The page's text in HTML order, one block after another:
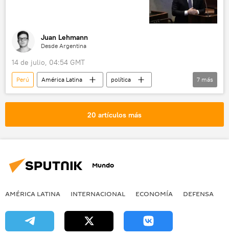
Juan Lehmann
Desde Argentina
14 de julio, 04:54 GMT
Perú América Latina
política
Javier Milei
Jair Bolsonaro
Mercosur
Partido de los Trabajadores (PT) de Brasil
7 más
20 artículos más
Mundo
AMÉRICA LATINA INTERNACIONAL ECONOMÍA DEFENSA